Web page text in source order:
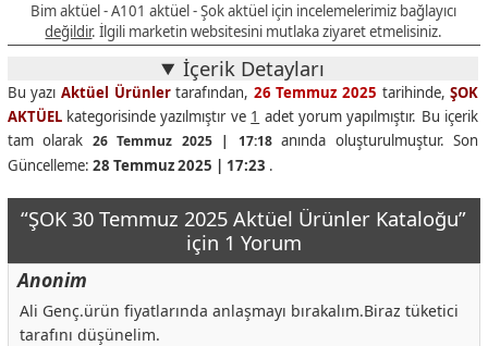
Lüks Mangal 40'lık
299,00 TL
Bio Mangal Kömürü
129,00 TL
Büyük Izgara Teli
75,00 TL
Çıkarma Kebabı Çeşitleri
75,00 TL
Felix Konserve Somonlu
104,00 TL
Freescat Tavuklu/Somonlu/Biftekli Kedi Maması
14,50 TL
Fiskies Tavuklu/Yavru Tavuk Kedi Maması
Freedog Biftekli Köpek Maması
Freescat Tavuklu/Somonlu/Biftekli Kedi Maması Konserve
29,50 TL
Bim aktüel - A101 aktüel - Şok aktüel için incelemelerimiz bağlayıcı
değildir. İlgili marketin websitesini mutlaka ziyaret etmelisiniz.
İçerik Detayları
Bu yazı Aktüel Ürünlertarafından, 26 Temmuz 2025 tarihinde,ŞOK
AKTÜELkategorisinde yazılmıştır ve 1 adet yorum yapılmıştır. Bu içerik
tam olarak 26 Temmuz 2025 | 17:18anında oluşturulmuştur. Son
Güncelleme: 28 Temmuz 2025 | 17:23 .
“ŞOK 30 Temmuz 2025 Aktüel Ürünler Kataloğu”
için 1 Yorum
Anonim
Ali Genç.ürün fiyatlarında anlaşmayı bırakalım.Biraz tüketici
tarafını düşünelim.